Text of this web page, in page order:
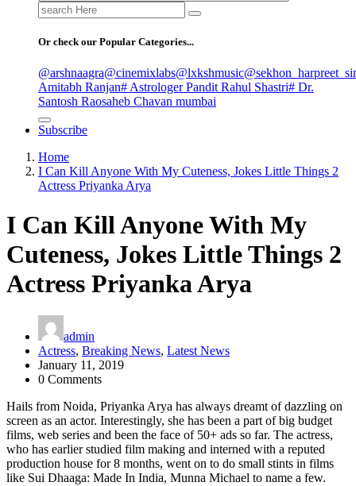
Search
for:
Or check our Popular Categories...
@arshnaagra@cinemixlabs@lxkshmusic
Amitabh Ranjan# Astrologer Pandit Rahul Shastri# Dr.
Santosh Raosaheb Chavan mumbai
Subscribe
Home
I Can Kill Anyone With My Cuteness, Jokes Little Things 2
Actress Priyanka Arya
I Can Kill Anyone With My
Cuteness, Jokes Little Things 2
Actress Priyanka Arya
admin
Actress, Breaking News, Latest News
January 11, 2019
0 Comments
Hails from Noida, Priyanka Arya has always dreamt of dazzling on
screen as an actor. Interestingly, she has been a part of big budget
films, web series and been the face of 50+ ads so far. The actress,
who has earlier studied film making and interned with a reputed
production house for 8 months, went on to do small stints in films
like Sui Dhaaga: Made In India, Munna Michael to name a few.